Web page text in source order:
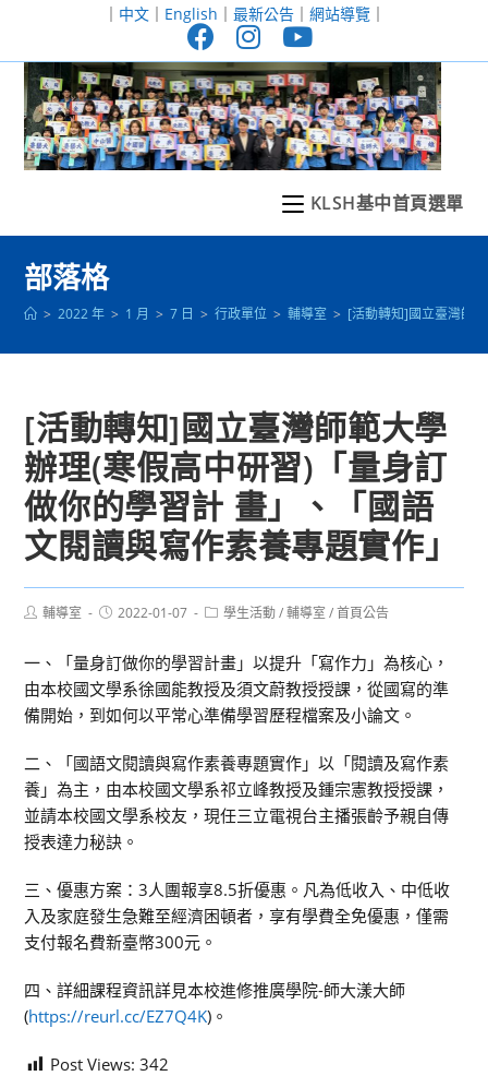
至
｜ 中文｜ English ｜ 最新公告｜ 網站導覽｜
KLSH基中首頁選單
部落格
> 2022 年 > 1 月 > 7 日 > 行政單位 > 輔導室 > [活動轉知]國立臺灣師
[活動轉知]國立臺灣師範大學
辦理(寒假高中研習)「量身訂
做你的學習計 畫」、「國語
文閱讀與寫作素養專題實作」
Post輔導室
Post2022-01-07
Post學生活動 / 輔導室 / 首頁公告
一、「量身訂做你的學習計畫」以提升「寫作力」為核心，
由本校國文學系徐國能教授及須文蔚教授授課，從國寫的準
備開始，到如何以平常心準備學習歷程檔案及小論文。
二、「國語文閱讀與寫作素養專題實作」以「閱讀及寫作素
養」為主，由本校國文學系祁立峰教授及鍾宗憲教授授課，
並請本校國文學系校友，現任三立電視台主播張齡予親自傳
授表達力秘訣。
三、優惠方案：3人團報享8.5折優惠。凡為低收入、中低收
入及家庭發生急難至經濟困頓者，享有學費全免優惠，僅需
支付報名費新臺幣300元。
四、詳細課程資訊詳見本校進修推廣學院-師大漾大師
(https://reurl.cc/EZ7Q4K)。
Post Views: 342